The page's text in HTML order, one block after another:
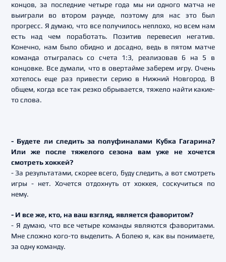
концов, за последние четыре года мы ни одного матча не
выиграли во втором раунде, поэтому для нас это был
прогресс. Я думаю, что все получилось неплохо, но всем нам
есть над чем поработать. Позитив перевесил негатив.
Конечно, нам было обидно и досадно, ведь в пятом матче
команда отыгралась со счета 1:3, реализовав 6 на 5 в
концовке. Все думали, что в овертайме заберем игру. Очень
хотелось еще раз привести серию в Нижний Новгород. В
общем, когда все так резко обрывается, тяжело найти какие-
то слова.
- Будете ли следить за полуфиналами Кубка Гагарина?
Или же после тяжелого сезона вам уже не хочется
смотреть хоккей?
- За результатами, скорее всего, буду следить, а вот смотреть
игры - нет. Хочется отдохнуть от хоккея, соскучиться по
нему.
- И все же, кто, на ваш взгляд, является фаворитом?
- Я думаю, что все четыре команды являются фаворитами.
Мне сложно кого-то выделить. А болею я, как вы понимаете,
за одну команду.